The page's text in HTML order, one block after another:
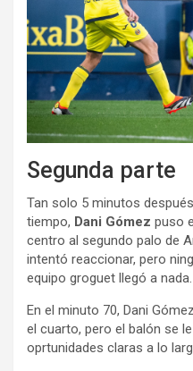
Segunda parte
Tan solo 5 minutos
tiempo, Dani Gómez puso
centro al segundo palo de
intentó reaccionar, pero
equipo groguet llegó a nada.
En el minuto 70, Dani
el cuarto, pero el balón se
oprtunidades claras a lo